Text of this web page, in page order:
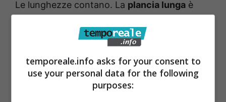
Le lunghezze contano. La plancia lunga è
Doghe più corte o multistrato tre strati
Finitura pronta è risparmio. Verniciatura UV
temporeale.info asks for your consent to
use your personal data for the following
purposes: